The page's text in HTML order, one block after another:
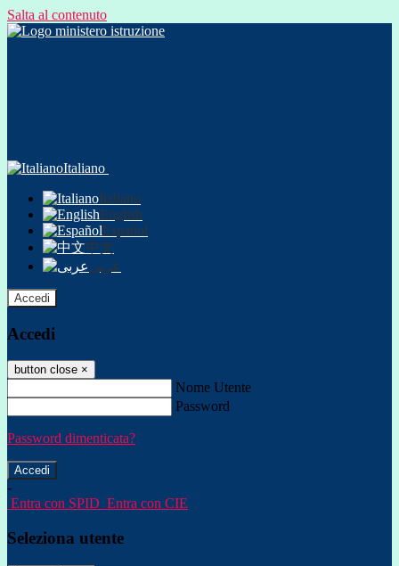
Salta al contenuto
Italiano
Italiano
English
Español
中文
عربى
Accedi
Accedi
button close ×
Nome Utente
Password
Password dimenticata?
-
Entra con SPID Entra con CIE
Seleziona utente